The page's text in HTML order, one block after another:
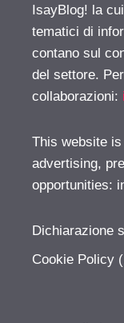
IsayBlog! la
tematici di
contano sul
del settore.
collaborazioni:
This website
advertising,
opportunities:
Dichiarazione
Cookie Policy